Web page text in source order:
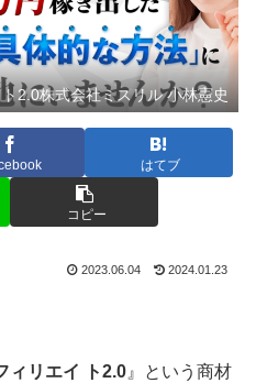
2.0株式会社ミスリル 小林憲史
はてブ
コピー
2023.06.04 2024.01.23
ィリエイ ト2.0 』という商材